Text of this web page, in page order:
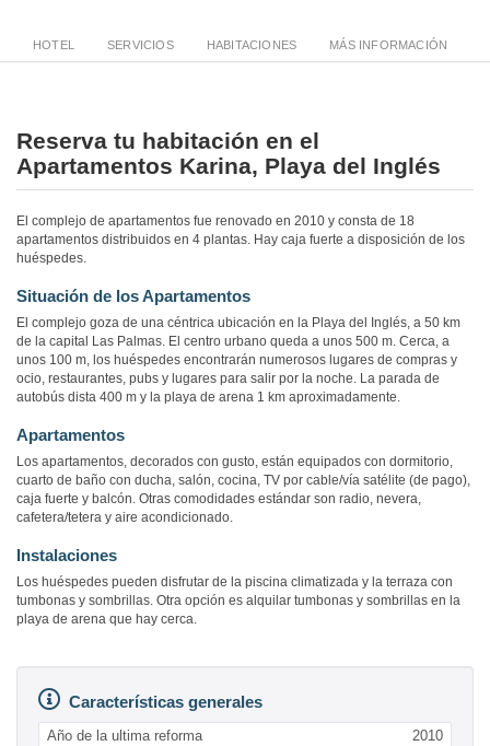
HOTEL SERVICIOS HABITACIONES MÁS INFORMACIÓN
Reserva tu habitación en el
Apartamentos Karina, Playa del Inglés
El complejo de apartamentos fue renovado en 2010 y consta de 18
apartamentos distribuidos en 4 plantas. Hay caja fuerte a disposición de los
huéspedes.
Situación de los Apartamentos
El complejo goza de una céntrica ubicación en la Playa del Inglés, a 50 km
de la capital Las Palmas. El centro urbano queda a unos 500 m. Cerca, a
unos 100 m, los huéspedes encontrarán numerosos lugares de compras y
ocio, restaurantes, pubs y lugares para salir por la noche. La parada de
autobús dista 400 m y la playa de arena 1 km aproximadamente.
Apartamentos
Los apartamentos, decorados con gusto, están equipados con dormitorio,
cuarto de baño con ducha, salón, cocina, TV por cable/vía satélite (de pago),
caja fuerte y balcón. Otras comodidades estándar son radio, nevera,
cafetera/tetera y aire acondicionado.
Instalaciones
Los huéspedes pueden disfrutar de la piscina climatizada y la terraza con
tumbonas y sombrillas. Otra opción es alquilar tumbonas y sombrillas en la
playa de arena que hay cerca.
Características generales
Año de la ultima reforma 2010